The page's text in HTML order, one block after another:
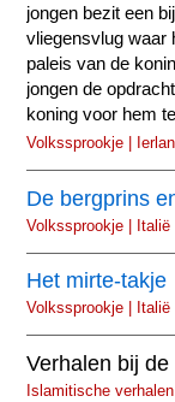
jongen bezit een
vliegensvlug waar
paleis van de
jongen de
koning voor hem
Volkssprookje |
De bergprins
Volkssprookje | Italië
Het mirte-takje
Volkssprookje |
Verhalen bij de
Islamitische